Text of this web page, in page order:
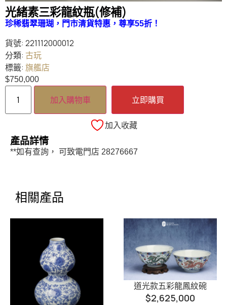
光緒素三彩龍紋瓶(修補)
珍稀翡翠珊瑚，門市清貨特惠， 尊享55折 ！
貨號: 221112000012
分類: 古玩
標籤: 旗艦店
$750,000
加入購物車 立即購買
加入收藏
產品詳情
**如有查詢， 可致電門店 28276667
相關產品
道光款五彩龍鳳紋碗
$2,625,000